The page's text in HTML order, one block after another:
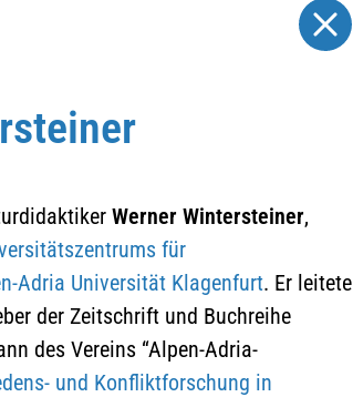
zu
Werner Wintersteiner,
für
Adria Universität Klagenfurt. Er leitete
der Zeitschrift und Buchreihe
des Vereins “Alpen-Adria-
und Konfliktforschung in